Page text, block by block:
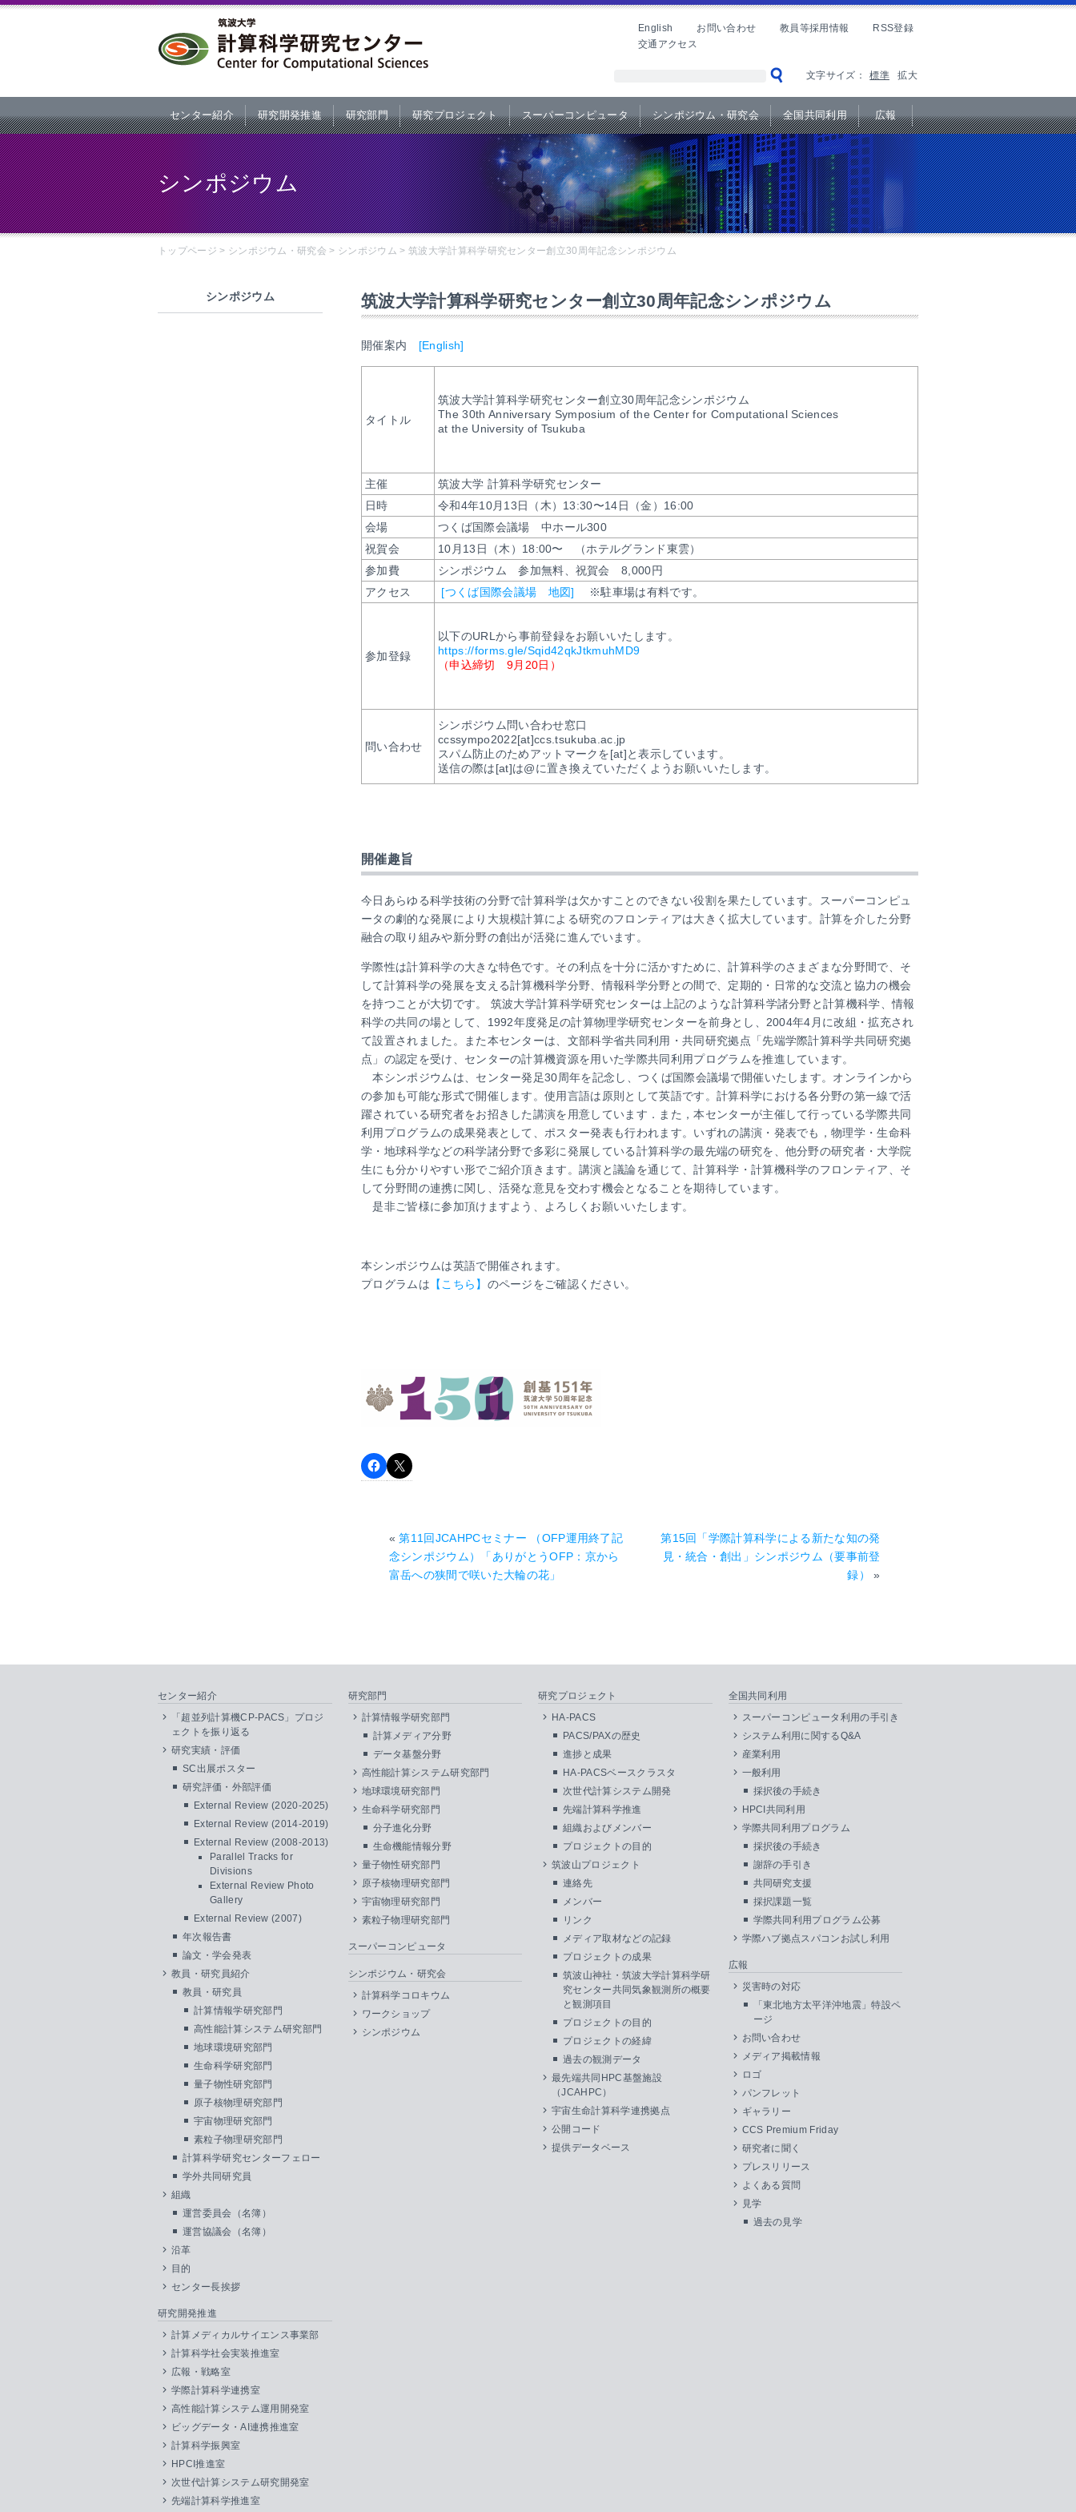
本文へ
English お問い合わせ 教員等採用情報
RSS登録
交通アクセス
文字サイズ： 標準 拡大
センター紹介 研究開発推進 研究部門 研究プロジェクト スーパーコンピュータ シンポジウム・研究会 全国共同利用 広報
シンポジウム
トップページ > シンポジウム・研究会 > シンポジウム > 筑波大学計算科学研究センター創立30周年記念シンポジウム
シンポジウム 筑波大学計算科学研究センター創立30周年記念シンポジウム
開催案内 [English]
タイトル
筑波大学計算科学研究センター創立30周年記念シンポジウム
The 30th Anniversary Symposium of the Center for Computational Sciences
at the University of Tsukuba
主催
筑波大学 計算科学研究センター
日時
令和4年10月13日（木）13:30〜14日（金）16:00
会場
つくば国際会議場 中ホール300
祝賀会
10月13日（木）18:00〜 （ホテルグランド東雲）
参加費
シンポジウム 参加無料、祝賀会 8,000円
アクセス
[つくば国際会議場 地図] ※駐車場は有料です。
参加登録
以下のURLから事前登録をお願いいたします。
https://forms.gle/Sqid42qkJtkmuhMD9
（申込締切 9月20日）
問い合わせ
シンポジウム問い合わせ窓口
ccssympo2022[at]ccs.tsukuba.ac.jp
スパム防止のためアットマークを[at]と表示しています。
送信の際は[at]は@に置き換えていただくようお願いいたします。
開催趣旨
今日あらゆる科学技術の分野で計算科学は欠かすことのできない役割を果たしています。スーパーコンピュ
ータの劇的な発展により大規模計算による研究のフロンティアは大きく拡大しています。計算を介した分野
融合の取り組みや新分野の創出が活発に進んでいます。
学際性は計算科学の大きな特色です。その利点を十分に活かすために、計算科学のさまざまな分野間で、そ
して計算科学の発展を支える計算機科学分野、情報科学分野との間で、定期的・日常的な交流と協力の機会
を持つことが大切です。 筑波大学計算科学研究センターは上記のような計算科学諸分野と計算機科学、情報
科学の共同の場として、1992年度発足の計算物理学研究センターを前身とし、2004年4月に改組・拡充され
て設置されました。また本センターは、文部科学省共同利用・共同研究拠点「先端学際計算科学共同研究拠
点」の認定を受け、センターの計算機資源を用いた学際共同利用プログラムを推進しています。
本シンポジウムは、センター発足30周年を記念し、つくば国際会議場で開催いたします。オンラインから
の参加も可能な形式で開催します。使用言語は原則として英語です。計算科学における各分野の第一線で活
躍されている研究者をお招きした講演を用意しています．また，本センターが主催して行っている学際共同
利用プログラムの成果発表として、ポスター発表も行われます。いずれの講演・発表でも，物理学・生命科
学・地球科学などの科学諸分野で多彩に発展している計算科学の最先端の研究を、他分野の研究者・大学院
生にも分かりやすい形でご紹介頂きます。講演と議論を通じて、計算科学・計算機科学のフロンティア、そ
して分野間の連携に関し、活発な意見を交わす機会となることを期待しています。
是非ご皆様に参加頂けますよう、よろしくお願いいたします。
本シンポジウムは英語で開催されます。
プログラムは 【こちら】 のページをご確認ください。
«第11回JCAHPCセミナー （OFP運用終了記
念シンポジウム）「ありがとうOFP：京から
富岳への狭間で咲いた大輪の花」
第15回「学際計算科学による新たな知の発
見・統合・創出」シンポジウム（要事前登
録）
»
センター紹介
「超並列計算機CP-PACS」プロジ
ェクトを振り返る
研究実績・評価
SC出展ポスター
研究評価・外部評価
External Review (2020-2025)
External Review (2014-2019)
External Review (2008-2013)
Parallel Tracks for
Divisions
External Review Photo
Gallery
External Review (2007)
年次報告書
論文・学会発表
教員・研究員紹介
教員・研究員
計算情報学研究部門
高性能計算システム研究部門
地球環境研究部門
生命科学研究部門
量子物性研究部門
原子核物理研究部門
宇宙物理研究部門
素粒子物理研究部門
計算科学研究センターフェロー
学外共同研究員
組織
運営委員会（名簿）
運営協議会（名簿）
沿革
目的
センター長挨拶
研究開発推進
計算メディカルサイエンス事業部
計算科学社会実装推進室
広報・戦略室
学際計算科学連携室
高性能計算システム運用開発室
ビッグデータ・AI連携推進室
計算科学振興室
HPCI推進室
次世代計算システム研究開発室
先端計算科学推進室
研究部門
計算情報学研究部門
計算メディア分野
データ基盤分野
高性能計算システム研究部門
地球環境研究部門
生命科学研究部門
分子進化分野
生命機能情報分野
量子物性研究部門
原子核物理研究部門
宇宙物理研究部門
素粒子物理研究部門
スーパーコンピュータ
シンポジウム・研究会
計算科学コロキウム
ワークショップ
シンポジウム
研究プロジェクト
HA-PACS
PACS/PAXの歴史
進捗と成果
HA-PACSベースクラスタ
次世代計算システム開発
先端計算科学推進
組織およびメンバー
プロジェクトの目的
筑波山プロジェクト
連絡先
メンバー
リンク
メディア取材などの記録
プロジェクトの成果
筑波山神社・筑波大学計算科学研
究センター共同気象観測所の概要
と観測項目
プロジェクトの目的
プロジェクトの経緯
過去の観測データ
最先端共同HPC基盤施設
（JCAHPC）
宇宙生命計算科学連携拠点
公開コード
提供データベース
全国共同利用
スーパーコンピュータ利用の手引き
システム利用に関するQ&A
産業利用
一般利用
採択後の手続き
HPCI共同利用
学際共同利用プログラム
採択後の手続き
謝辞の手引き
共同研究支援
採択課題一覧
学際共同利用プログラム公募
学際ハブ拠点スパコンお試し利用
広報
災害時の対応
「東北地方太平洋沖地震」特設ペ
ージ
お問い合わせ
メディア掲載情報
ロゴ
パンフレット
ギャラリー
CCS Premium Friday
研究者に聞く
プレスリリース
よくある質問
見学
過去の見学